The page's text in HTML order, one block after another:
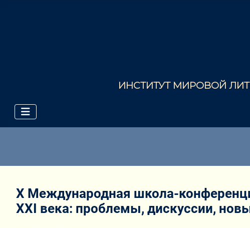
ИНСТИТУТ МИРОВОЙ
X Международная школа-
XXI века: проблемы, дискуссии,